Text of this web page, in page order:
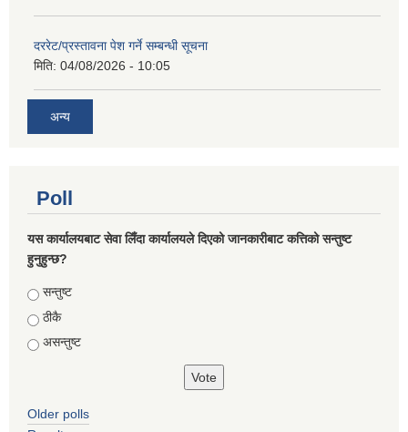
दररेट/प्रस्तावना पेश गर्ने सम्बन्धी सूचना
मिति: 04/08/2026 - 10:05
अन्य
Poll
यस कार्यालयबाट सेवा लिँदा कार्यालयले दिएको जानकारीबाट कत्तिको सन्तुष्ट
हुनुहुन्छ?
Choices
सन्तुष्ट
ठीकै
असन्तुष्ट
Older polls